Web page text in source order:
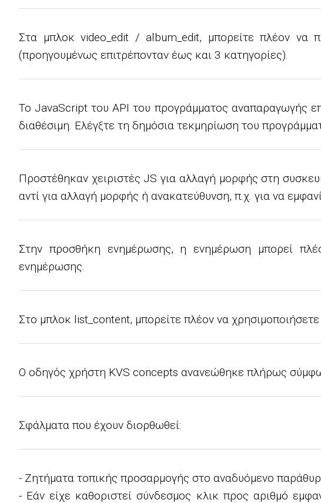
Στα μπλοκ video_edit / album_edit, μπορείτε πλέον να
(προηγουμένως επιτρέπονταν έως και 3 κατηγορίες).
Το JavaScript του API του προγράμματος αναπαραγωγής
διαθέσιμη. Ελέγξτε τη δημόσια τεκμηρίωση του
Προστέθηκαν χειριστές JS για αλλαγή μορφής στη
αντί για αλλαγή μορφής ή ανακατεύθυνση, π.χ. για να
Στην προσθήκη ενημέρωσης, η ενημέρωση μπορεί
ενημέρωσης.
Στο μπλοκ list_content, μπορείτε πλέον να
Ο οδηγός χρήστη KVS concepts ανανεώθηκε πλήρως
Σφάλματα που έχουν διορθωθεί:
- Ζητήματα τοπικής προσαρμογής στο αναδυόμενο
- Εάν είχε καθοριστεί σύνδεσμος κλικ προς αριθμό